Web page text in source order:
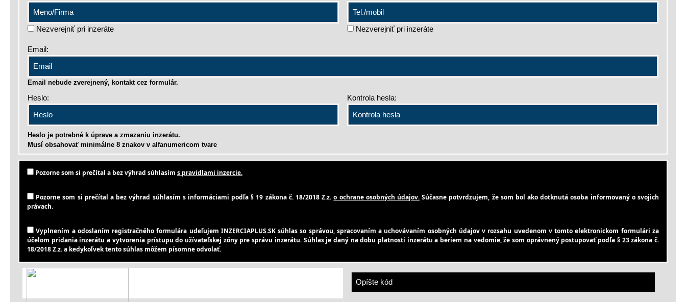
Nezverejniť pri inzeráte Nezverejniť pri inzeráte
Email:
Email nebude zverejnený, kontakt cez formulár.
Heslo: Kontrola hesla:
Heslo je potrebné k úprave a zmazaniu inzerátu.
Musí obsahovať minimálne 8 znakov v alfanumericom tvare
Pozorne som si prečítal a bez výhrad súhlasím s pravidlami inzercie.
Pozorne som si prečítal a bez výhrad súhlasím s informáciami podľa § 19 zákona č. 18/2018 Z.z.o ochrane osobných údajov.Súčasne potvrdzujem, že som bol ako dotknutá osoba informovaný o svojich
právach.
Vyplnením a odoslaním registračného formulára udeľujem INZERCIAPLUS.SK súhlas so správou, spracovaním a uchovávaním osobných údajov v rozsahu uvedenom v tomto elektronickom formulári za
účelom pridania inzerátu a vytvorenia prístupu do užívateľskej zóny pre správu inzerátu. Súhlas je daný na dobu platnosti inzerátu a beriem na vedomie, že som oprávnený postupovať podľa § 23 zákona č.
18/2018 Z.z. a kedykoľvek tento súhlas môžem písomne odvolať.